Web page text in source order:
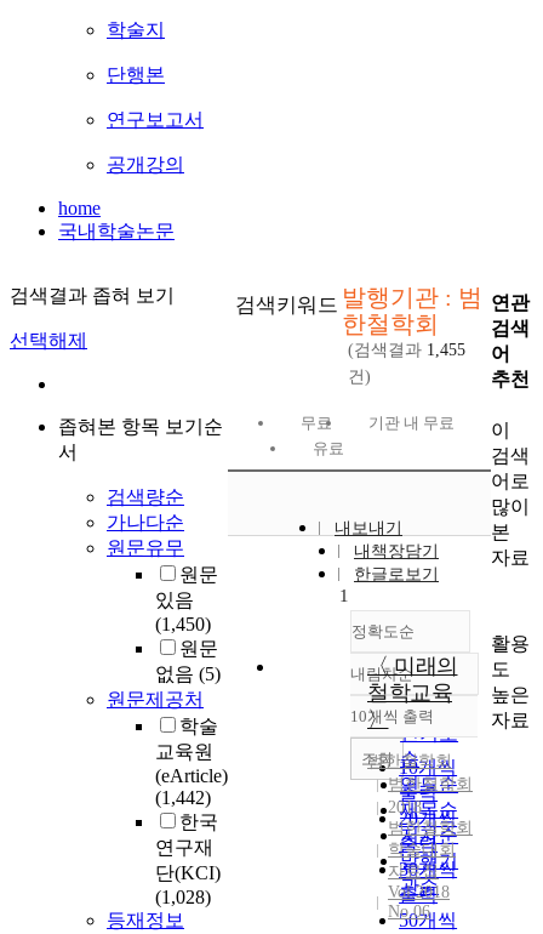
학술지
단행본
연구보고서
공개강의
home
국내학술논문
검색결과 좁혀 보기
선택해제
좁혀본 항목 보기순
서
검색량순
가나다순
원문유무
원문
있음
(1,450)
원문
없음 (5)
원문제공처
학술
교육원
(eArticle)
(1,442)
한국
연구재
단(KCI)
(1,028)
등재정보
검색키워드 발행기관 : 범
한철학회
(검색결과 1,455
건)
무료
기관 내 무료
유료
내보내기
내책장담기
한글로보기
정확도순
정확도
순
인기도
순
연도순
제목순
저자순
발행기
관순
내림차순
내림차순
10개씩 출력
10개씩
출력
20개씩
출력
30개씩
출력
50개씩
조회
1
〈 미래의
철학교육
〉
범한철학회
범한철학회
2018
범한철학회
학술대회
자료집
Vol.2018
No.06
연관
검색
어
추천
이
검색
어로
많이
본
자료
활용
도
높은
자료